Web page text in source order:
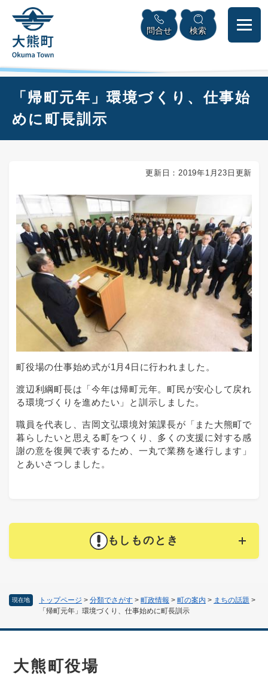
頭
メニューを飛ばして本文へ
問合せ 検索
現在地 トップページ > 分類でさがす > 町政情報 > 町の案内 > まちの話題 >
「帰町元年」環境づくり、仕事始めに町長訓示
「帰町元年」環境づくり、仕事始
めに町長訓示
更新日：2019年1月23日更新
町役場の仕事始め式が1月4日に行われました。
渡辺利綱町長は「今年は帰町元年。町民が安心して戻れ
る環境づくりを進めたい」と訓示しました。
職員を代表し、吉岡文弘環境対策課長が「また大熊町で
暮らしたいと思える町をつくり、多くの支援に対する感
謝の意を復興で表するため、一丸で業務を遂行します」
とあいさつしました。
もしものとき
大熊町役場